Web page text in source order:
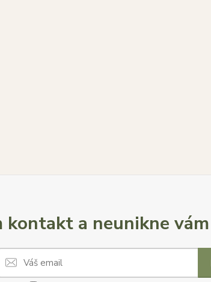
kontakt a neunikne